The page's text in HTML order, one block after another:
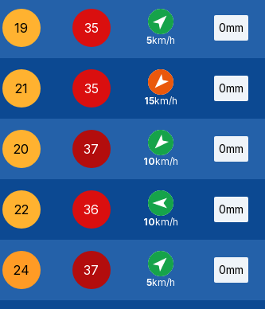
19 35
SO
5km/h
0mm
21 35
NE -
15km/h
0mm
20 37
NE -
10km/h
0mm
22 36
E -
10km/h
0mm
24 37
SO
5km/h
0mm